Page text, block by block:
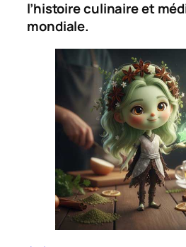
l’histoire culinaire et
mondiale.